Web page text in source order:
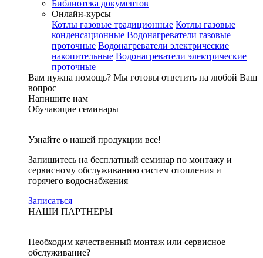
Библиотека документов
Онлайн-курсы
Котлы газовые традиционные Котлы газовые
конденсационные Водонагреватели газовые
проточные Водонагреватели электрические
накопительные Водонагреватели электрические
проточные
Вам нужна помощь? Мы готовы ответить на любой Ваш
вопрос
Напишите нам
Обучающие семинары
Узнайте о нашей продукции все!
Запишитесь на бесплатный семинар по монтажу и
сервисному обслуживанию систем отопления и
горячего водоснабжения
Записаться
НАШИ ПАРТНЕРЫ
Необходим качественный монтаж или сервисное
обслуживание?